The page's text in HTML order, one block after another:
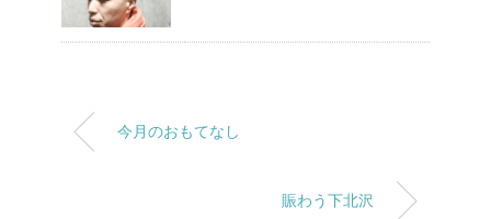
今月のおもてなし
賑わう下北沢